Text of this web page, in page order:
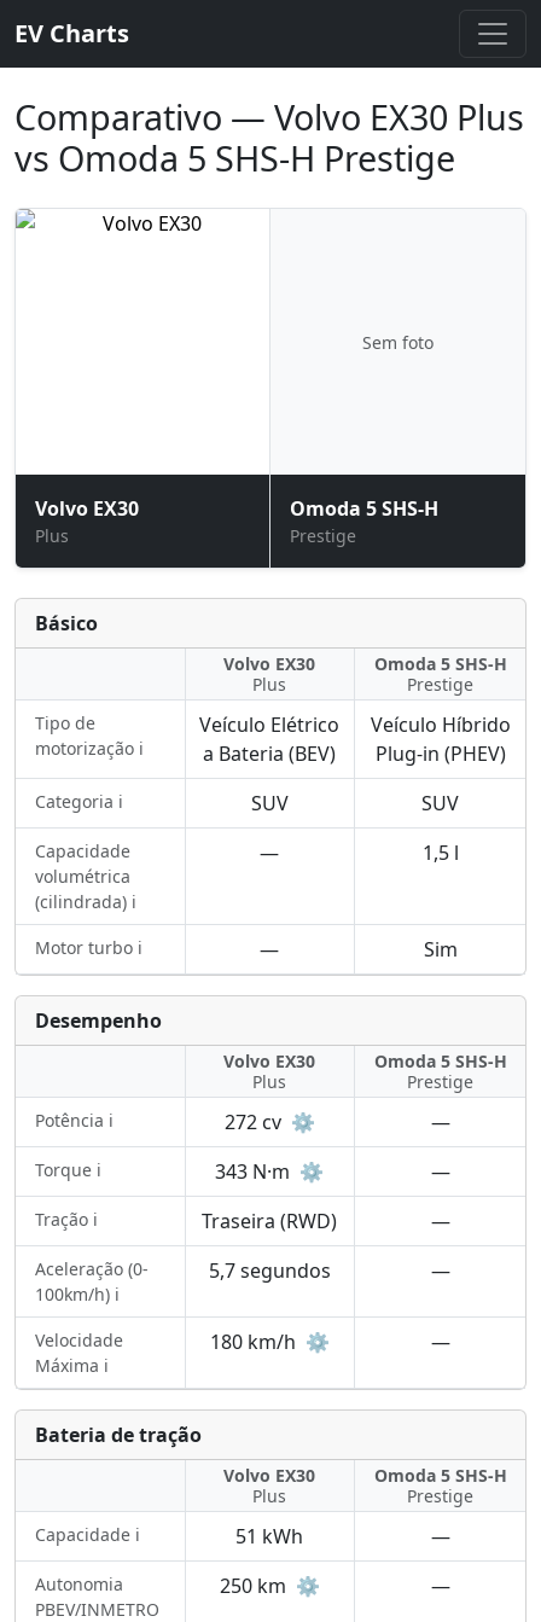
EV Charts
Comparativo — Volvo EX30 Plus
vs Omoda 5 SHS-H Prestige
Volvo EX30
Plus
Sem foto
Omoda 5 SHS-H
Prestige
Básico
Volvo EX30
Plus
Omoda 5 SHS-H
Prestige
Tipo de
motorização ℹ️
Veículo Elétrico
a Bateria (BEV)
Veículo Híbrido
Plug-in (PHEV)
Categoria ℹ️ SUV SUV
Capacidade
volumétrica
(cilindrada) ℹ️
— 1,5 l
Motor turbo ℹ️ — Sim
Desempenho
Volvo EX30
Plus
Omoda 5 SHS-H
Prestige
Potência ℹ️
272 cv ⚙️ —
Torque ℹ️ 343 N·m ⚙️ —
Tração ℹ️ Traseira (RWD) —
Aceleração (0-
100km/h) ℹ️
5,7 segundos —
Velocidade
Máxima ℹ️
180 km/h ⚙️ —
Bateria de tração
Volvo EX30
Plus
Omoda 5 SHS-H
Prestige
Capacidade ℹ️
51 kWh —
Autonomia
PBEV/INMETRO
250 km ⚙️ —